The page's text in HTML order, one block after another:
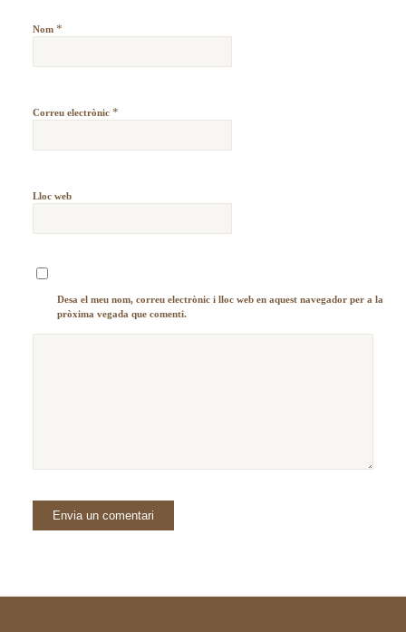
Nom *
Correu electrònic *
Lloc web
Desa el meu nom, correu electrònic i lloc web en aquest navegador per a la
pròxima vegada que comenti.